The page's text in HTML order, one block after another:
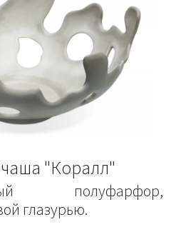
"Коралл"
полуфарфор,
глазурью.